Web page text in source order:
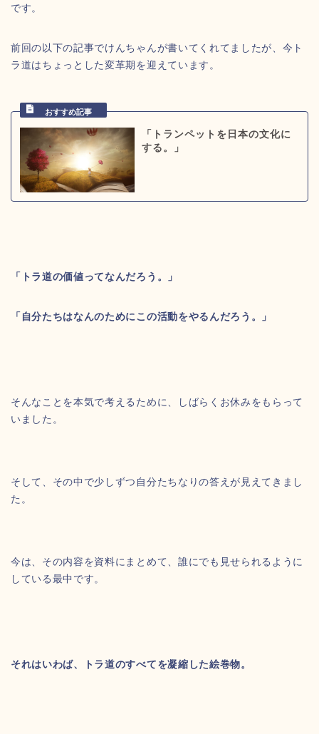
です。
前回の以下の記事でけんちゃんが書いてくれてましたが、今ト
ラ道はちょっとした変革期を迎えています。
「トランペットを日本の文化に
する。」
「トラ道の価値ってなんだろう。」
「自分たちはなんのためにこの活動をやるんだろう。」
そんなことを本気で考えるために、しばらくお休みをもらって
いました。
そして、その中で少しずつ自分たちなりの答えが見えてきまし
た。
今は、その内容を資料にまとめて、誰にでも見せられるように
している最中です。
それはいわば、トラ道のすべてを凝縮した絵巻物。